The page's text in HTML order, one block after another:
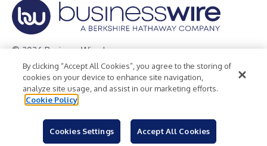
© 2026 Business Wire, Inc.
Privacy Policy Cookie Policy
Accessibility Statement
Terms of Use
Legal
By clicking “Accept All Cookies”, you agree to the storing of
cookies on your device to enhance site navigation,
analyze site usage, and assist in our marketing efforts.
Cookie Policy
Cookies Settings Accept All Cookies